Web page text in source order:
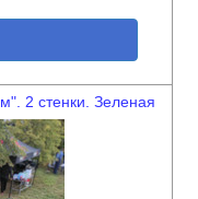
2 стенки. Зеленая